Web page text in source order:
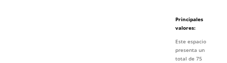
Principales
valores:
Este espacio
presenta un
total de 75